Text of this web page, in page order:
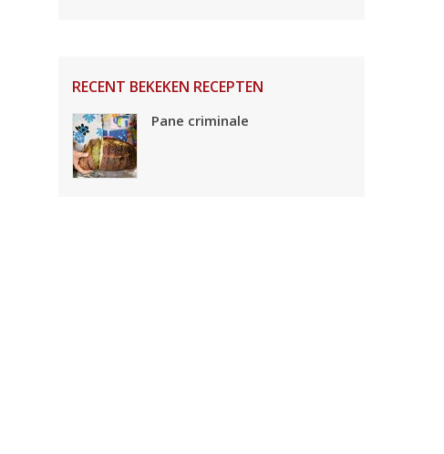
RECENT BEKEKEN RECEPTEN
Pane criminale